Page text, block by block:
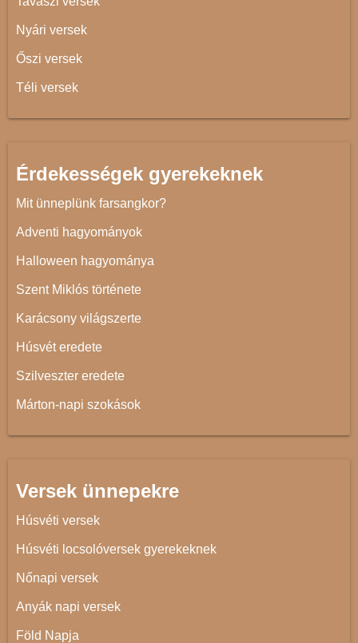
Nyári versek
Őszi versek
Téli versek
Érdekességek gyerekeknek
Mit ünneplünk farsangkor?
Adventi hagyományok
Halloween hagyománya
Szent Miklós története
Karácsony világszerte
Húsvét eredete
Szilveszter eredete
Márton-napi szokások
Versek ünnepekre
Húsvéti versek
Húsvéti locsolóversek gyerekeknek
Nőnapi versek
Anyák napi versek
Föld Napja